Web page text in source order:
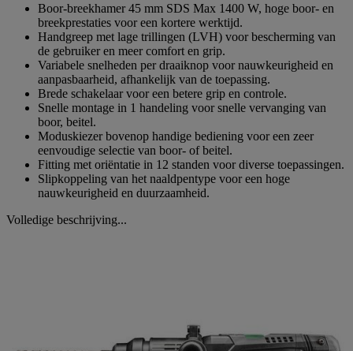
Boor-breekhamer 45 mm SDS Max 1400 W, hoge boor- en
breekprestaties voor een kortere werktijd.
Handgreep met lage trillingen (LVH) voor bescherming van
de gebruiker en meer comfort en grip.
Variabele snelheden per draaiknop voor nauwkeurigheid en
aanpasbaarheid, afhankelijk van de toepassing.
Brede schakelaar voor een betere grip en controle.
Snelle montage in 1 handeling voor snelle vervanging van
boor, beitel.
Moduskiezer bovenop handige bediening voor een zeer
eenvoudige selectie van boor- of beitel.
Fitting met oriëntatie in 12 standen voor diverse toepassingen.
Slipkoppeling van het naaldpentype voor een hoge
nauwkeurigheid en duurzaamheid.
Volledige beschrijving...